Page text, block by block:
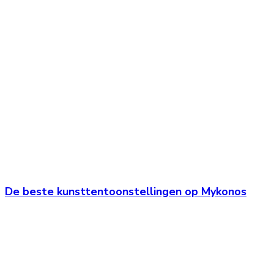
De beste kunsttentoonstellingen op Mykonos